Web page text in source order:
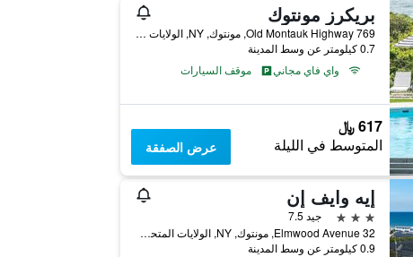
بريكرز مونتوك
769 Old Montauk Highway, مونتوك, NY, الولايات المتحدة الأميريكية
0.7 كيلومتر عن وسط المدينة
واي فاي مجاني
موقف السيارات
617 ﷼
المتوسط في الليلة عرض الصفقة
إيه وايف إن
3 نجوم
جيد 7.5
32 Elmwood Avenue, مونتوك, NY, الولايات المتحدة الأميريكية
0.9 كيلومتر عن وسط المدينة